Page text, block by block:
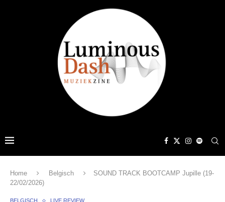
Home Belgisch
SOUND TRACK BOOTCAMP Jupille (19-
22/02/2026)
BELGISCH LIVE REVIEW